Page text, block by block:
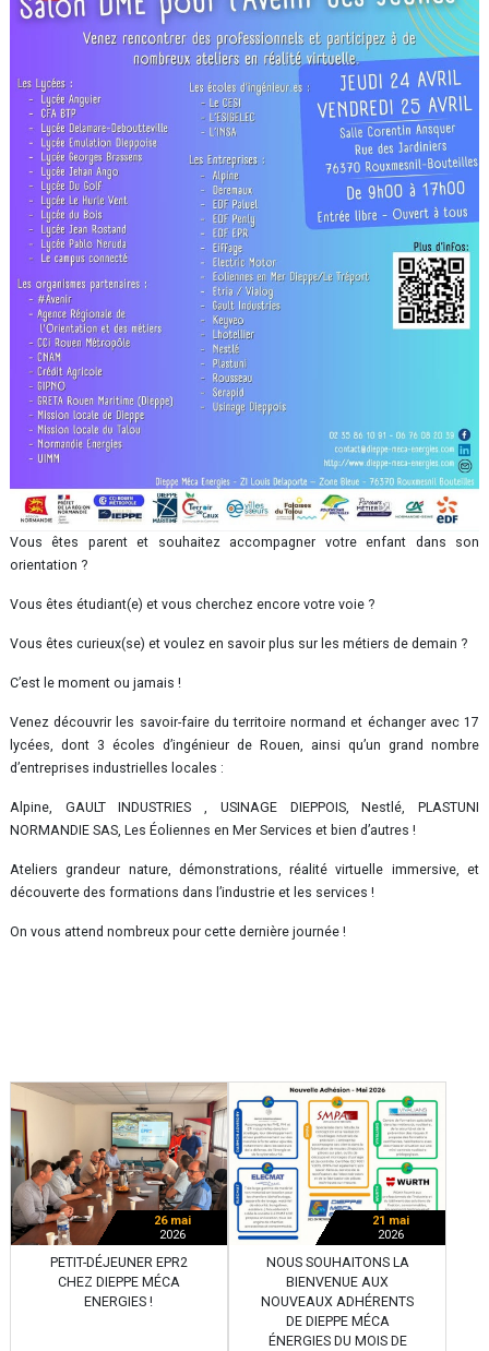
Vous êtes parent et souhaitez accompagner votre enfant dans son
orientation ?
Vous êtes étudiant(e) et vous cherchez encore votre voie ?
Vous êtes curieux(se) et voulez en savoir plus sur les métiers de demain ?
C’est le moment ou jamais !
Venez découvrir les savoir-faire du territoire normand et échanger avec 17
lycées, dont 3 écoles d’ingénieur de Rouen, ainsi qu’un grand nombre
d’entreprises industrielles locales :
Alpine, GAULT INDUSTRIES , USINAGE DIEPPOIS, Nestlé, PLASTUNI
NORMANDIE SAS, Les Éoliennes en Mer Services et bien d’autres !
Ateliers grandeur nature, démonstrations, réalité virtuelle immersive, et
découverte des formations dans l’industrie et les services !
On vous attend nombreux pour cette dernière journée !
26 mai
2026
PETIT-DÉJEUNER EPR2
CHEZ DIEPPE MÉCA
ENERGIES !
21 mai
2026
NOUS SOUHAITONS LA
BIENVENUE AUX
NOUVEAUX ADHÉRENTS
DE DIEPPE MÉCA
ÉNERGIES DU MOIS DE